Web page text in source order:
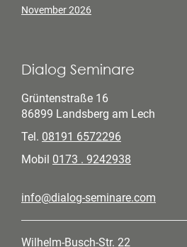
November 2026
Dialog Seminare
Grüntenstraße 16
86899 Landsberg am Lech
Tel. 08191 6572296
Mobil 0173 . 9242938
info@dialog-seminare.com
Wilhelm-Busch-Str. 22